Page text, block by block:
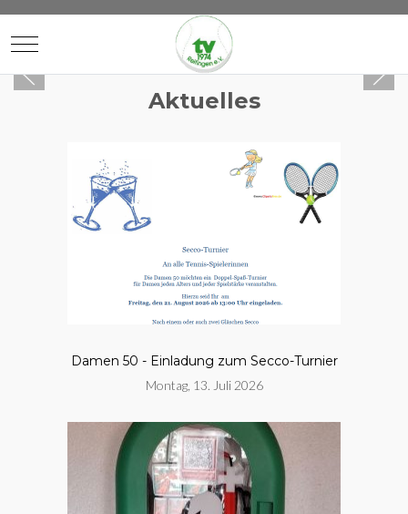
Mobile Menu Toggle
Aktuelles
Damen 50 - Einladung zum Secco-Turnier
Montag, 13. Juli 2026